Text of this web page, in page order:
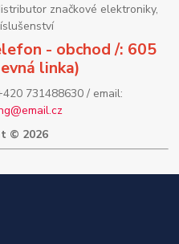
značkové elektroniky,
- obchod /: 605
linka)
731488630 / email:
© 2026